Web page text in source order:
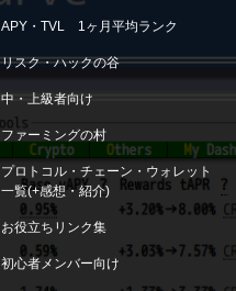
APY・TVL 1ヶ月平均ランク
リスク・ハックの谷
中・上級者向け
ファーミングの村
プロトコル・チェーン・ウォレット
一覧(+感想・紹介)
お役立ちリンク集
初心者メンバー向け